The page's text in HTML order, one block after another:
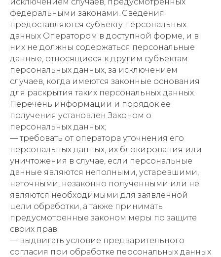
федеральными законами. Сведения
предоставляются субъекту персональных
данных Оператором в доступной форме, и в
них не должны содержаться персональные
данные, относящиеся к другим субъектам
персональных данных, за исключением
случаев, когда имеются законные основания
для раскрытия таких персональных данных.
Перечень информации и порядок ее
получения установлен Законом о
персональных данных;
— требовать от оператора уточнения его
персональных данных, их блокирования или
уничтожения в случае, если персональные
данные являются неполными, устаревшими,
неточными, незаконно полученными или не
являются необходимыми для заявленной
цели обработки, а также принимать
предусмотренные законом меры по защите
своих прав;
— выдвигать условие предварительного
согласия при обработке персональных данных